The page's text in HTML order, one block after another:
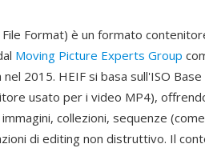
Format) è un formato
Moving Picture Experts Group
2015. HEIF si basa sull'ISO
usato per i video MP4),
collezioni, sequenze
di editing non distruttivo. Il